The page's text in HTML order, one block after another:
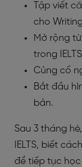
Tập viết
cho
Mở rộng
trong
Củng cố
Bắt đầu
bản.
Sau 3 tháng
IELTS, biết
để tiếp tục